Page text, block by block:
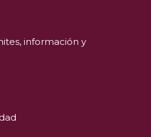
información y